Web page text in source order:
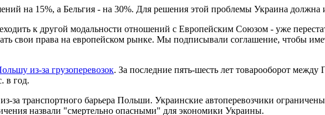
на 15%, а Бельгия - на 30%. Для решения этой проблемы Украина должна
к другой модальности отношений с Европейским Союзом - уже
свои права на европейском рынке. Мы подписывали соглашение, чтобы
из-за грузоперевозок. За последние пять-шесть лет товарооборот
в год.
из-за транспортного барьера Польши. Украинские автоперевозчики
назвали "смертельно опасными" для экономики Украины.